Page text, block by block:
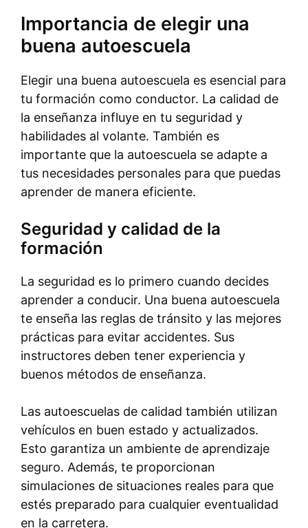
Importancia de elegir una
buena autoescuela
Elegir una buena autoescuela es esencial para
tu formación como conductor. La calidad de
la enseñanza influye en tu seguridad y
habilidades al volante. También es
importante que la autoescuela se adapte a
tus necesidades personales para que puedas
aprender de manera eficiente.
Seguridad y calidad de la
formación
La seguridad es lo primero cuando decides
aprender a conducir. Una buena autoescuela
te enseña las reglas de tránsito y las mejores
prácticas para evitar accidentes. Sus
instructores deben tener experiencia y
buenos métodos de enseñanza.
Las autoescuelas de calidad también utilizan
vehículos en buen estado y actualizados.
Esto garantiza un ambiente de aprendizaje
seguro. Además, te proporcionan
simulaciones de situaciones reales para que
estés preparado para cualquier eventualidad
en la carretera.